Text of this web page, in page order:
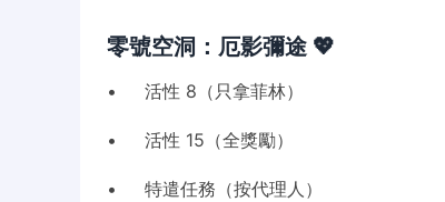
零號空洞：厄影彌途 💖
• 活性 8（只拿菲林）
• 活性 15（全獎勵）
• 特遣任務（按代理人）